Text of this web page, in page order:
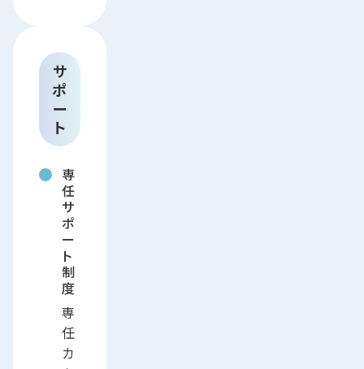
サ
ポ
ー
ト
専
任
サ
ポ
ー
ト
制
度
専
任
カ